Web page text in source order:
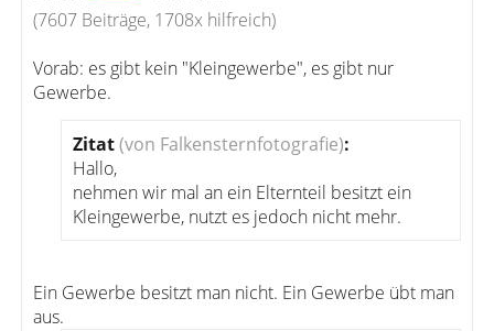
(7607 Beiträge, 1708x hilfreich)
Vorab: es gibt kein "Kleingewerbe", es gibt nur
Gewerbe.
Zitat(von Falkensternfotografie):
Hallo,
nehmen wir mal an ein Elternteil besitzt ein
Kleingewerbe, nutzt es jedoch nicht mehr.
Ein Gewerbe besitzt man nicht. Ein Gewerbe übt man
aus.